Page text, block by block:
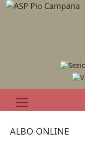
ALBO ONLINE